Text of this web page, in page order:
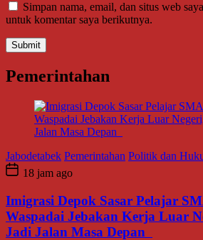
Simpan nama, email, dan situs web
untuk komentar saya berikutnya.
Pemerintahan
Jabodetabek Pemerintahan Politik dan
18 jam ago
Imigrasi Depok Sasar Pelajar
Waspadai Jebakan Kerja Luar
Jadi Jalan Masa Depan